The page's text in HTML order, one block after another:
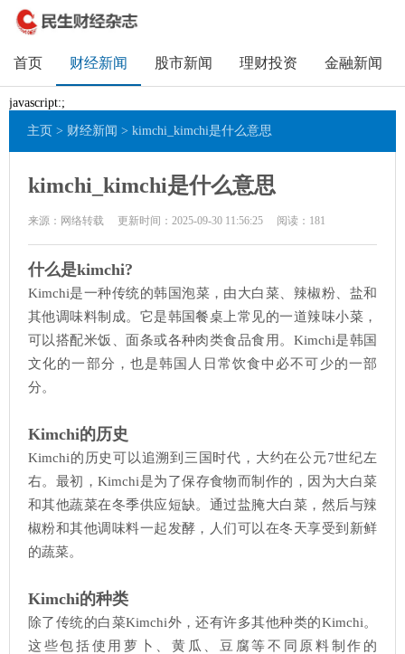
首页 财经新闻 股市新闻 理财投资 金融新闻
javascript:;
主页 > 财经新闻 > kimchi_kimchi是什么意思
kimchi_kimchi是什么意思
来源：网络转载 更新时间：2025-09-30 11:56:25 阅读： 181
什么是kimchi?
Kimchi是一种传统的韩国泡菜，由大白菜、辣椒粉、盐和
其他调味料制成。它是韩国餐桌上常见的一道辣味小菜，
可以搭配米饭、面条或各种肉类食品食用。Kimchi是韩国
文化的一部分，也是韩国人日常饮食中必不可少的一部
分。
Kimchi的历史
Kimchi的历史可以追溯到三国时代，大约在公元7世纪左
右。最初，Kimchi是为了保存食物而制作的，因为大白菜
和其他蔬菜在冬季供应短缺。通过盐腌大白菜，然后与辣
椒粉和其他调味料一起发酵，人们可以在冬天享受到新鲜
的蔬菜。
Kimchi的种类
除了传统的白菜Kimchi外，还有许多其他种类的Kimchi。
这些包括使用萝卜、黄瓜、豆腐等不同原料制作的